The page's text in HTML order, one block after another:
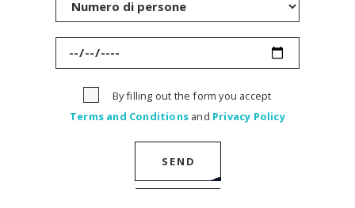
By filling out the form you accept
Terms and Conditions and Privacy Policy
SEND